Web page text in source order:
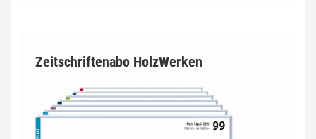
Zeitschriftenabo HolzWerken